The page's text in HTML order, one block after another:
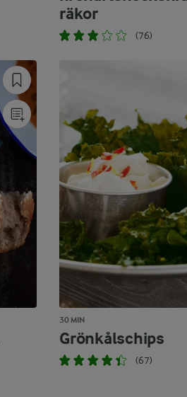
räkor
(76)
30 MIN
Grönkålschips
(67)